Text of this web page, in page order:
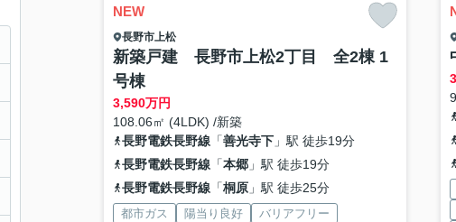
NEW
長野市上松
新築戸建 長野市上松2丁目 全2棟 1
号棟
3,590万円
108.06㎡ (4LDK) /新築
長野電鉄長野線「善光寺下」駅 徒歩19分
長野電鉄長野線「本郷」駅 徒歩19分
長野電鉄長野線「桐原」駅 徒歩25分
都市ガス 陽当り良好
バリアフリー